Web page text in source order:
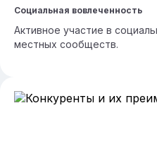
Социальная вовлеченность
Активное участие в
местных сообществ.